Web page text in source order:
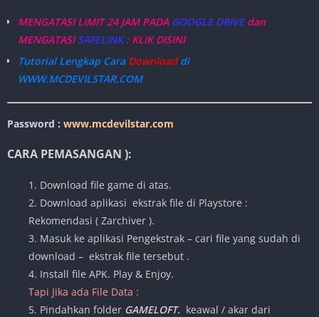
MENGATASI LIMIT 24 JAM PADA GOOGLE DRIVEdan
MENGATASISAFELINK: KLIK DISINI
Tutorial Lengkap CaraDownloaddi
WWW.MCDEVILSTAR.COM
Password : www.mcdevilstar.com
CARA PEMASANGAN ):
1. Download file game di atas.
2. Download aplikasi ekstrak file di Playstore :
Rekomendasi ( Zarchiver ).
3. Masuk ke aplikasi Pengekstrak – cari file yang sudah di
download – ekstrak file tersebut .
4. Install file APK. Play & Enjoy.
Tapi Jika ada File Data :
5. Pindahkan folder GAMELOFT. keawal / akar dari